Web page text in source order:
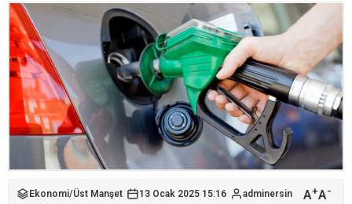
Ekonomi/Üst Manşet 13 Ocak 2025 15:16 adminersin A+A-